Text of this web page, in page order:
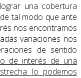
una cobertura
tal modo que ante
nos encontramos
variaciones nos
de sentido
de interés de una
lo podemos